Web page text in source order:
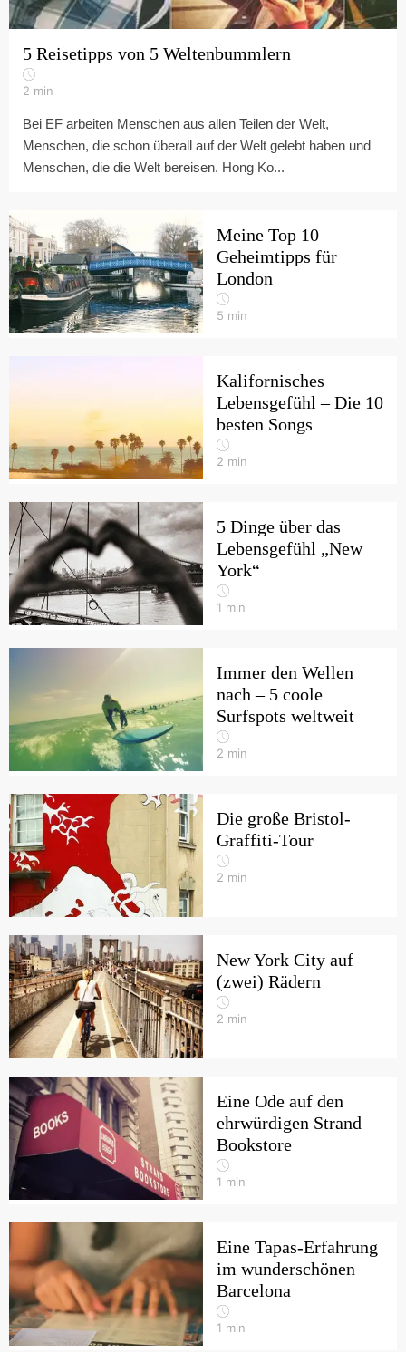
5 Reisetipps von 5 Weltenbummlern
2 min
Bei EF arbeiten Menschen aus allen Teilen der Welt,
Menschen, die schon überall auf der Welt gelebt haben und
Menschen, die die Welt bereisen. Hong Ko...
Meine Top 10
Geheimtipps für
London
5 min
Kalifornisches
Lebensgefühl – Die 10
besten Songs
2 min
5 Dinge über das
Lebensgefühl „New
York“
1 min
Immer den Wellen
nach – 5 coole
Surfspots weltweit
2 min
Die große Bristol-
Graffiti-Tour
2 min
New York City auf
(zwei) Rädern
2 min
Eine Ode auf den
ehrwürdigen Strand
Bookstore
1 min
Eine Tapas-Erfahrung
im wunderschönen
Barcelona
1 min